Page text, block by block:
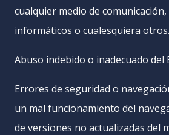
cualquier medio de
informáticos o cualesquiera otros.
Abuso indebido o inadecuado del
Errores de seguridad o
un mal funcionamiento del
de versiones no actualizadas del